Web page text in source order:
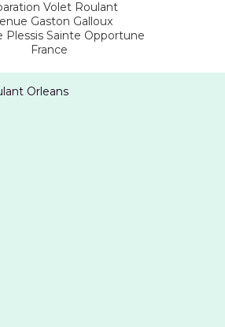
Volet Roulant
Gaston Galloux
Plessis Sainte Opportune
France
Orleans